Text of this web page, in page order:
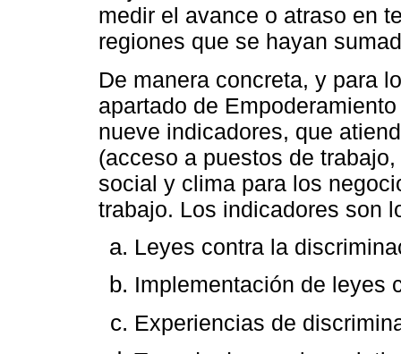
medir el avance o atraso en
regiones que se hayan
De manera concreta, y para
apartado de
nueve indicadores, que
(acceso a puestos de
social y clima para los
trabajo. Los indicadores son
Leyes contra la
Implementación de leyes
Experiencias de